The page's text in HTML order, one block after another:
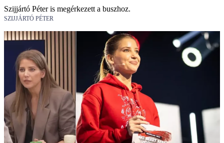
Szijjártó Péter is megérkezett a buszhoz.
SZIJJÁRTÓ PÉTER